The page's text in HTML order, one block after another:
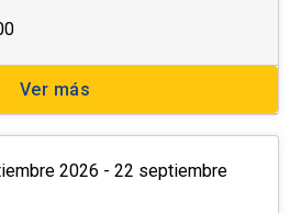
Ver más
2026 - 22 septiembre